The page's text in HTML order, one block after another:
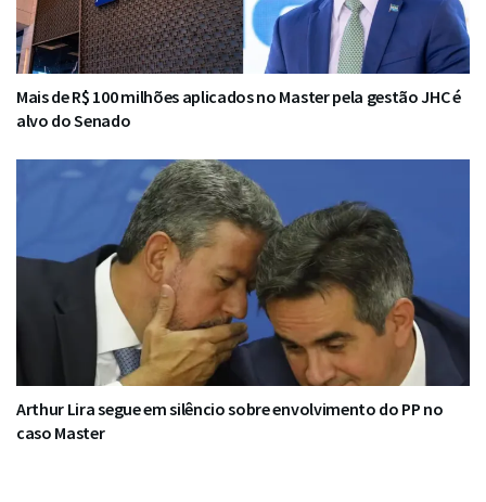
Mais de R$ 100 milhões aplicados no Master pela gestão JHC é
alvo do Senado
Arthur Lira segue em silêncio sobre envolvimento do PP no
caso Master